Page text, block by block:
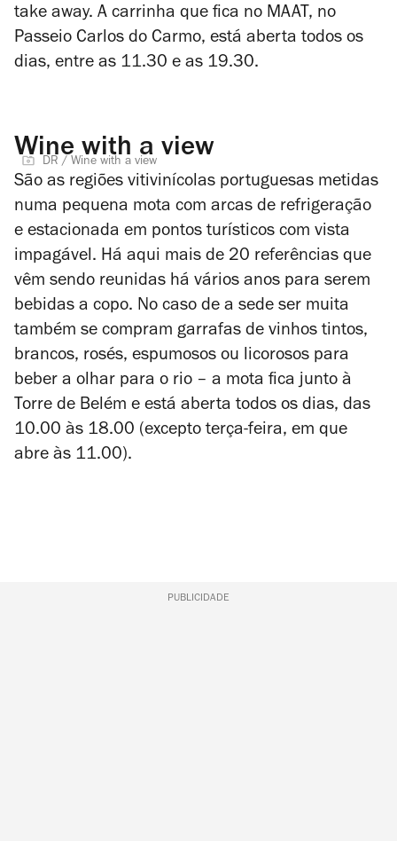
take away. A carrinha que fica no MAAT, no
Passeio Carlos do Carmo, está aberta todos os
dias, entre as 11.30 e as 19.30.
Wine with a view
DR / Wine with a view
São as regiões vitivinícolas portuguesas metidas
numa pequena mota com arcas de refrigeração
e estacionada em pontos turísticos com vista
impagável. Há aqui mais de 20 referências que
vêm sendo reunidas há vários anos para serem
bebidas a copo. No caso de a sede ser muita
também se compram garrafas de vinhos tintos,
brancos, rosés, espumosos ou licorosos para
beber a olhar para o rio – a mota fica junto à
Torre de Belém e está aberta todos os dias, das
10.00 às 18.00 (excepto terça-feira, em que
abre às 11.00).
PUBLICIDADE